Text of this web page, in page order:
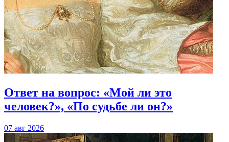
Ответ на вопрос: «Мой ли это
человек?», «По судьбе ли он?»
07 авг 2026